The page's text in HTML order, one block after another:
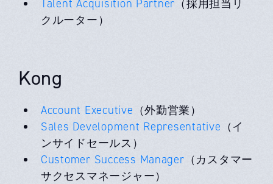
Talent Acquisition Partner （採用担当リ
クルーター）
Kong
Account Executive （外勤営業）
Sales Development Representative （イ
ンサイドセールス）
Customer Success Manager （カスタマー
サクセスマネージャー）